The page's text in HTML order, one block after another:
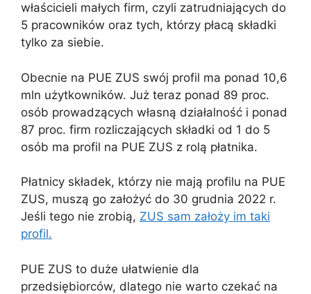
właścicieli małych firm, czyli zatrudniających do
5 pracowników oraz tych, którzy płacą składki
tylko za siebie.
Obecnie na PUE ZUS swój profil ma ponad 10,6
mln użytkowników. Już teraz ponad 89 proc.
osób prowadzących własną działalność i ponad
87 proc. firm rozliczających składki od 1 do 5
osób ma profil na PUE ZUS z rolą płatnika.
Płatnicy składek, którzy nie mają profilu na PUE
ZUS, muszą go założyć do 30 grudnia 2022 r.
Jeśli tego nie zrobią, ZUS sam założy im taki
profil.
PUE ZUS to duże ułatwienie dla
przedsiębiorców, dlatego nie warto czekać na